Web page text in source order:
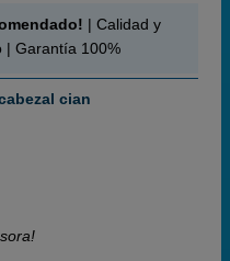
| Calidad y
| Garantía 100%
cian